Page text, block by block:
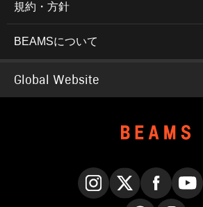
規約・方針
BEAMSについて
Global Website